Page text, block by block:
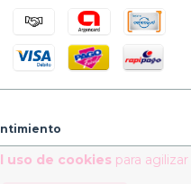
uso de cookiespara